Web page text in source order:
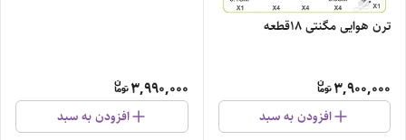
ترن هوایی مگنتی ۱۸قطعه
3,900,000
افزودن به سبد
3,990,000
افزودن به سبد